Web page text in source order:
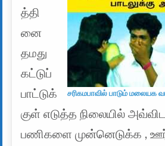
சரிகமபாவில் பாடும் மலையக
த்தி
னை
தமது
கட்டுப்
பாட்டுக்
குள் எடுத்த நிலையில்
பணிகளை முன்னெடுக்க ,